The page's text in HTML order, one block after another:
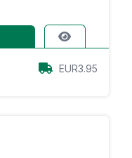
EUR3.95